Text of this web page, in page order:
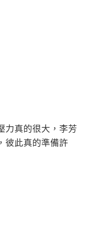
力真的很大，李芳
彼此真的準備許